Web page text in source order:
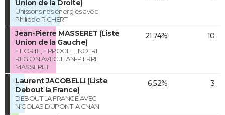
Union de la Droite)
Unissons nos énergies avec
Philippe RICHERT
Jean-Pierre MASSERET (Liste
Union de la Gauche)
+ FORTE, + PROCHE, NOTRE
REGION AVEC JEAN-PIERRE
MASSERET
21,74% 10
Laurent JACOBELLI (Liste
Debout la France)
DEBOUT LA FRANCE AVEC
NICOLAS DUPONT-AIGNAN
6,52% 3